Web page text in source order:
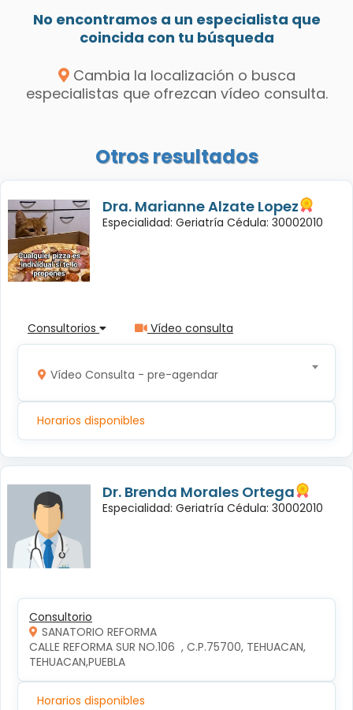
No encontramos a un especialista que
coincida con tu búsqueda
Cambia la localización o busca
especialistas que ofrezcan vídeo consulta.
Otros resultados
Dra. Marianne Alzate Lopez
Especialidad: Geriatría Cédula: 30002010
Consultorios Vídeo consulta
Vídeo Consulta - pre-agendar
Horarios disponibles
Dr. Brenda Morales Ortega
Especialidad: Geriatría Cédula: 30002010
Consultorio
SANATORIO REFORMA
CALLE REFORMA SUR NO.106  , C.P.75700, TEHUACAN,
TEHUACAN,PUEBLA
Horarios disponibles